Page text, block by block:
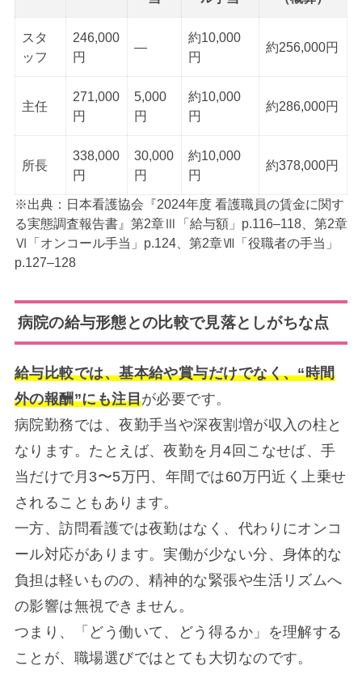
※出典：日本看護協会『2024年度 看護職員の賃金に関す
る実態調査報告書』第2章Ⅲ「給与額」p.116–118、第2章
Ⅵ「オンコール手当」p.124、第2章Ⅶ「役職者の手当」
p.127–128
スタ
ッフ
246,000
円
―
約10,000
円
約256,000円
主任
271,000
円
5,000
円
約10,000
円
約286,000円
所長
338,000
円
30,000
円
約10,000
円
約378,000円
病院の給与形態との比較で見落としがちな点
給与比較では、基本給や賞与だけでなく、“時間
外の報酬”にも注目が必要です。
病院勤務では、夜勤手当や深夜割増が収入の柱と
なります。たとえば、夜勤を月4回こなせば、手
当だけで月3〜5万円、年間では60万円近く上乗せ
されることもあります。
一方、訪問看護では夜勤はなく、代わりにオンコ
ール対応があります。実働が少ない分、身体的な
負担は軽いものの、精神的な緊張や生活リズムへ
の影響は無視できません。
つまり、「どう働いて、どう得るか」を理解する
ことが、職場選びではとても大切なのです。